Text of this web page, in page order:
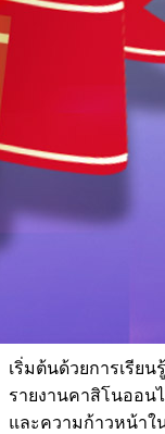
เริ่มต้นด้วยการเรีย
รายงานคาสิโนออ
และความก้าวหน้า